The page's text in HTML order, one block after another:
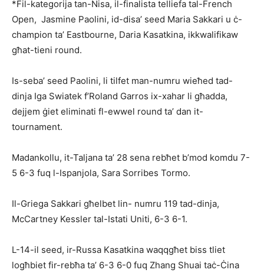
*Fil-kategorija tan-Nisa, il-finalista telliefa tal-French
Open, Jasmine Paolini, id-disa’ seed Maria Sakkari u ċ-
champion ta’ Eastbourne, Daria Kasatkina, ikkwalifikaw
għat-tieni round.
Is-seba’ seed Paolini, li tilfet man-numru wieħed tad-
dinja Iga Swiatek f’Roland Garros ix-xahar li għadda,
dejjem ġiet eliminati fl-ewwel round ta’ dan it-
tournament.
Madankollu, it-Taljana ta’ 28 sena rebħet b’mod komdu 7-
5 6-3 fuq l-Ispanjola, Sara Sorribes Tormo.
Il-Griega Sakkari għelbet lin- numru 119 tad-dinja,
McCartney Kessler tal-Istati Uniti, 6-3 6-1.
L-14-il seed, ir-Russa Kasatkina waqqgħet biss tliet
logħbiet fir-rebħa ta’ 6-3 6-0 fuq Zhang Shuai taċ-Ċina